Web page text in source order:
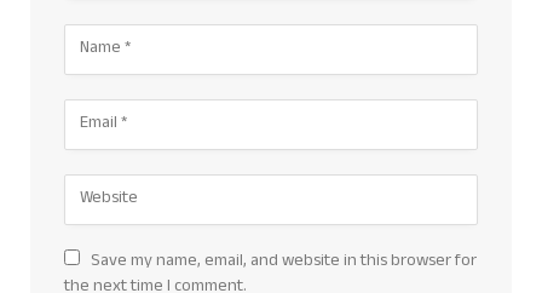
Save my name, email, and website in this browser for